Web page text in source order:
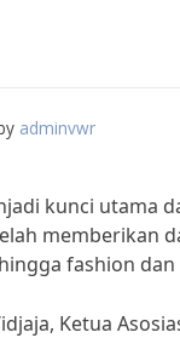
adminvwr
kunci utama
memberikan
fashion
Ketua